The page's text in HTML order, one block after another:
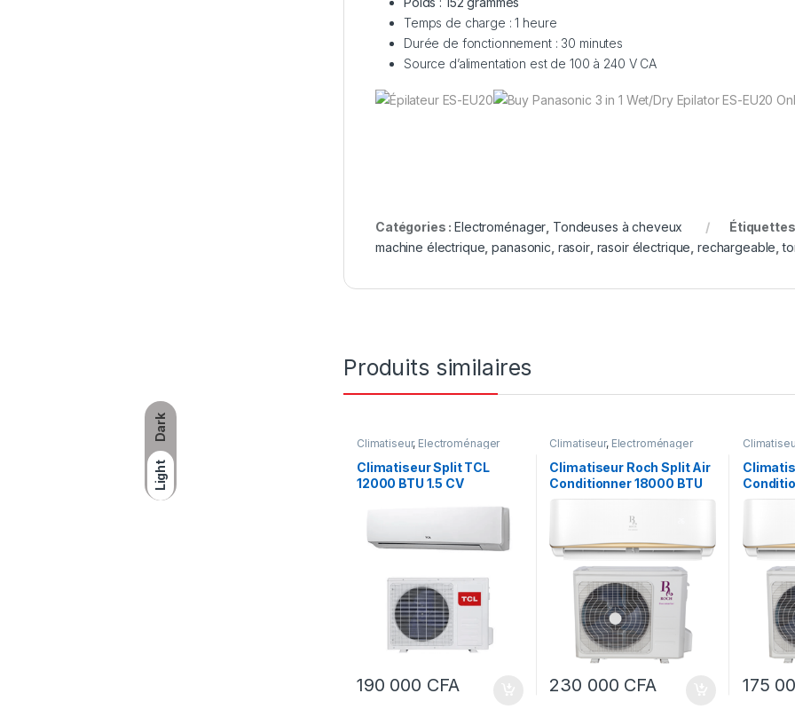
Dark
Light
Temps de charge : 1 heure
Durée de fonctionnement : 30 minutes
Source d’alimentation est de 100 à 240 V CA
Catégories :Electroménager Tondeuses à cheveux
machine électrique ,panasonic rasoir, rasoir électrique rechargeable ,
Produits similaires
Climatiseur, Electroménager
Climatiseur Split TCL
12000 BTU 1.5 CV
190 000 CFA
Climatiseur, Electroménager
Climatiseur Roch Split Air
Conditionner 18000 BTU
2CV
230 000 CFA
1.25CV
175